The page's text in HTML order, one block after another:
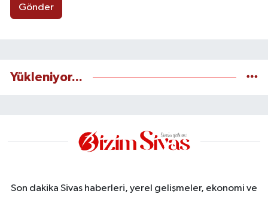
Gönder
Yükleniyor...
Son dakika Sivas haberleri, yerel gelişmeler, ekonomi ve